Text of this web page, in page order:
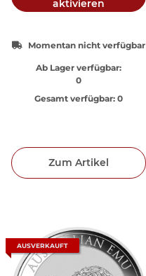
aktivieren
Momentan nicht verfügbar
Ab Lager verfügbar:
0
Gesamt verfügbar: 0
Zum Artikel
AUSVERKAUFT